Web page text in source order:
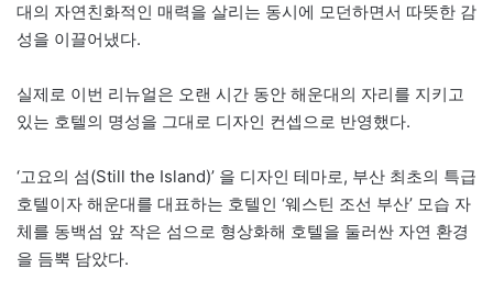
대의 자연친화적인 매력을 살리는 동시에 모던하면서 따뜻한 감
성을 이끌어냈다.
실제로 이번 리뉴얼은 오랜 시간 동안 해운대의 자리를 지키고
있는 호텔의 명성을 그대로 디자인 컨셉으로 반영했다.
‘고요의 섬(Still the Island)’ 을 디자인 테마로, 부산 최초의 특급
호텔이자 해운대를 대표하는 호텔인 ‘웨스틴 조선 부산’ 모습 자
체를 동백섬 앞 작은 섬으로 형상화해 호텔을 둘러싼 자연 환경
을 듬뿍 담았다.